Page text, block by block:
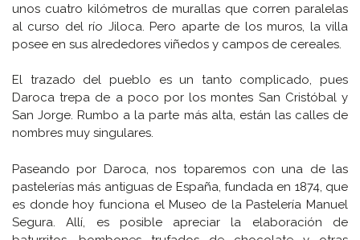
unos cuatro kilómetros de murallas que corren paralelas
al curso del río Jiloca. Pero aparte de los muros, la villa
posee en sus alrededores viñedos y campos de cereales.
El trazado del pueblo es un tanto complicado, pues
Daroca trepa de a poco por los montes San Cristóbal y
San Jorge. Rumbo a la parte más alta, están las calles de
nombres muy singulares.
Paseando por Daroca, nos toparemos con una de las
pastelerías más antiguas de España, fundada en 1874, que
es donde hoy funciona el Museo de la Pastelería Manuel
Segura. Allí, es posible apreciar la elaboración de